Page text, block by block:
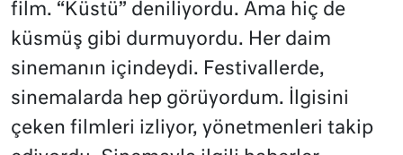
film. “Küstü” deniliyordu. Ama hiç de
küsmüş gibi durmuyordu. Her daim
sinemanın içindeydi. Festivallerde,
sinemalarda hep görüyordum. İlgisini
çeken filmleri izliyor, yönetmenleri takip